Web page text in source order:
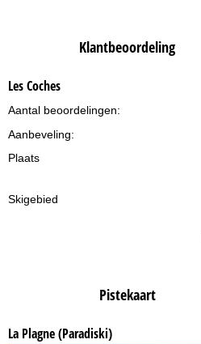
Klantbeoordeling
Les Coches
Aantal beoordelingen:
Aanbeveling:
Plaats
Skigebied
Pistekaart
La Plagne (Paradiski)